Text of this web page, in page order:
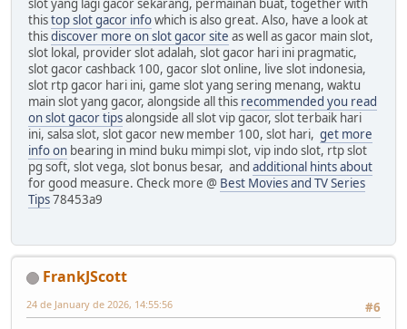
slot yang lagi gacor sekarang, permainan buat, together with
thistop slot gacor infowhich is also great. Also, have a look at
thisdiscover more on slot gacor site as well as gacor main slot,
slot lokal, provider slot adalah, slot gacor hari ini pragmatic,
slot gacor cashback 100, gacor slot online, live slot indonesia,
slot rtp gacor hari ini, game slot yang sering menang, waktu
main slot yang gacor, alongside all this recommended you read
on slot gacor tipsalongside all slot vip gacor, slot terbaik hari
ini, salsa slot, slot gacor new member 100, slot hari, get more
info on bearing in mind buku mimpi slot, vip indo slot, rtp slot
pg soft, slot vega, slot bonus besar, and additional hints about
for good measure. Check more @ Best Movies and TV Series
Tips78453a9
FrankJScott
#6
24 de January de 2026, 14:55:56